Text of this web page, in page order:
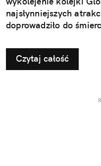
najsłynniejszych
doprowadziło do
Czytaj całość